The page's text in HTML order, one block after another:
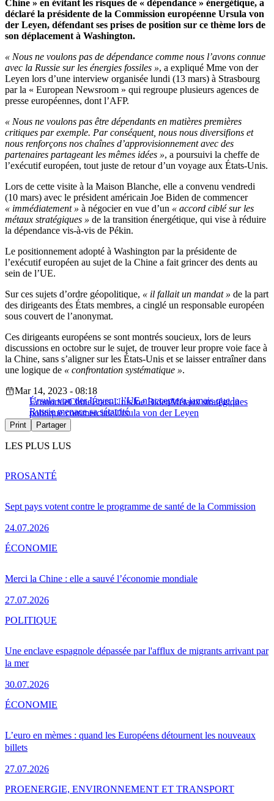
Chine » en évitant les risques de « dépendance » énergétique, a
déclaré la présidente de la Commission européenne Ursula von
der Leyen, défendant ses prises de position sur ce thème lors de
son déplacement à Washington.
« Nous ne voulons pas de dépendance comme nous l’avons connue
avec la Russie sur les énergies fossiles », a expliqué Mme von der
Leyen lors d’une interview organisée lundi (13 mars) à Strasbourg
par la « European Newsroom » qui regroupe plusieurs agences de
presse européennes, dont l’AFP.
« Nous ne voulons pas être dépendants en matières premières
critiques par exemple. Par conséquent, nous nous diversifions et
nous renforçons nos chaînes d’approvisionnement avec des
partenaires partageant les mêmes idées », a poursuivi la cheffe de
l’exécutif européen, tout juste de retour d’un voyage aux États-Unis.
Lors de cette visite à la Maison Blanche, elle a convenu vendredi
(10 mars) avec le président américain Joe Biden de commencer
« immédiatement » à négocier en vue d’un « accord ciblé sur les
métaux stratégiques » de la transition énergétique, qui vise à réduire
la dépendance vis-à-vis de Pékin.
Le positionnement adopté à Washington par la présidente de
l’exécutif européen au sujet de la Chine a fait grincer des dents au
sein de l’UE.
Sur ces sujets d’ordre géopolitique, « il fallait un mandat » de la part
des dirigeants des États membres, a cinglé un responsable européen
sous couvert de l’anonymat.
Ces dirigeants européens se sont montrés soucieux, lors de leurs
discussions en octobre sur le sujet, de trouver leur propre voie face à
la Chine, sans s’aligner sur les États-Unis et se laisser entraîner dans
une logique de « confrontation systématique ».
Ursula von der Leyen : l’UE n’acceptera jamais que la
Russie menace sa sécurité
Mar 14, 2023 - 08:18
ÉconomieChineÉtats-UnisJoe BidenMétaux stratégiques
politique commercialeUrsula von der Leyen
Print Partager
LES PLUS LUS
Sept pays votent contre le programme de santé de la Commission
24.07.2026
PROSANTÉ
Merci la Chine : elle a sauvé l’économie mondiale
27.07.2026
ÉCONOMIE
Une enclave espagnole dépassée par l'afflux de migrants arrivant par
la mer
30.07.2026
POLITIQUE
L’euro en mèmes : quand les Européens détournent les nouveaux
billets
27.07.2026
ÉCONOMIE
PROENERGIE, ENVIRONNEMENT ET TRANSPORT